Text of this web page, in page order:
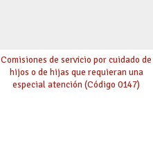
Comisiones de servicio por cuidado de
hijos o de hijas que requieran una
especial atención (Código 0147)